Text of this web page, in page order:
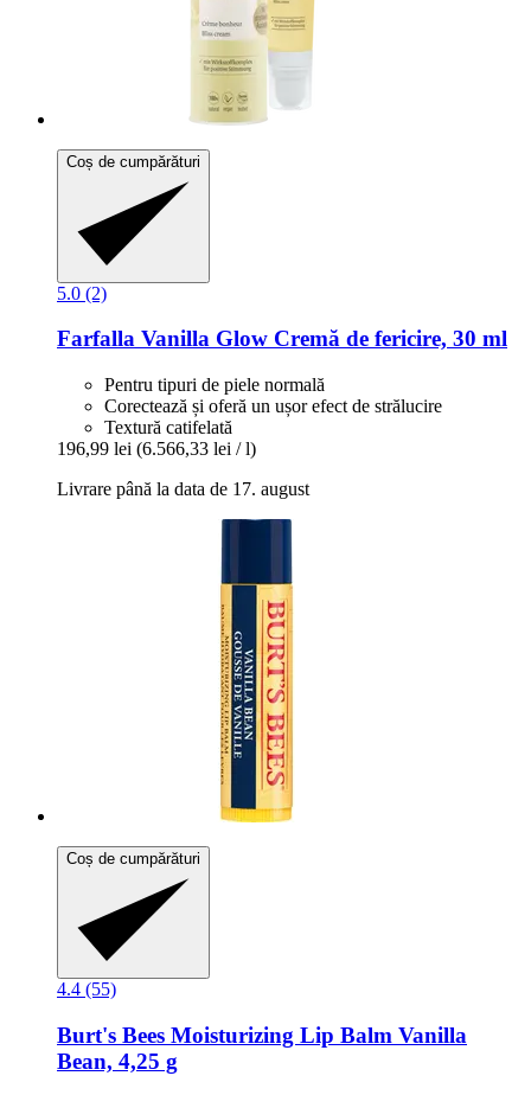
Coș de cumpărături
5.0 (2)
Farfalla Vanilla Glow Cremă de fericire, 30 ml
Pentru tipuri de piele normală
Corectează și oferă un ușor efect de strălucire
Textură catifelată
196,99 lei (6.566,33 lei / l)
Livrare până la data de 17. august
Coș de cumpărături
4.4 (55)
Burt's Bees Moisturizing Lip Balm Vanilla
Bean, 4,25 g